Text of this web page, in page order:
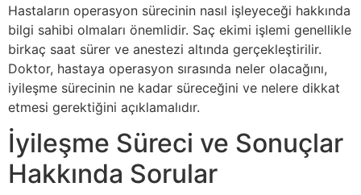
Hastaların operasyon sürecinin nasıl işleyeceği hakkında
bilgi sahibi olmaları önemlidir. Saç ekimi işlemi genellikle
birkaç saat sürer ve anestezi altında gerçekleştirilir.
Doktor, hastaya operasyon sırasında neler olacağını,
iyileşme sürecinin ne kadar süreceğini ve nelere dikkat
etmesi gerektiğini açıklamalıdır.
İyileşme Süreci ve Sonuçlar
Hakkında Sorular